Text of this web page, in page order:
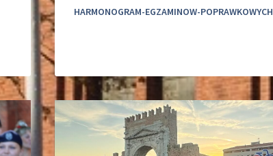
HARMONOGRAM-EGZAMINOW-POPRAWKOWYCH